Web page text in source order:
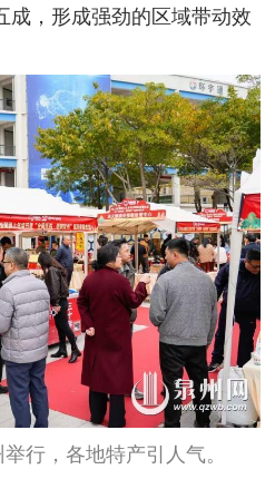
成，形成强劲的区域带动效
行，各地特产引人气。